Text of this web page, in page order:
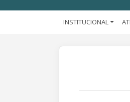
INSTITUCIONAL